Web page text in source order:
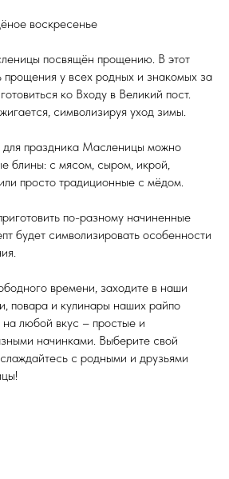
воскресенье
посвящён прощению. В этот
прощения у всех родных и знакомых за
ко Входу в Великий пост.
символизируя уход зимы.
для праздника Масленицы можно
блины: с мясом, сыром, икрой,
просто традиционные с мёдом.
по-разному начиненные
будет символизировать особенности
времени, заходите в наши
повара и кулинары наших райпо
любой вкус – простые и
начинками. Выберите свой
с родными и друзьями